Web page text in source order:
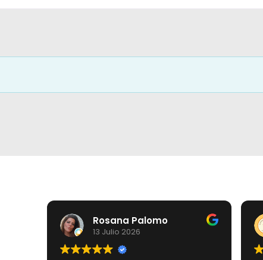
Rosana Palomo
13 Julio 2026